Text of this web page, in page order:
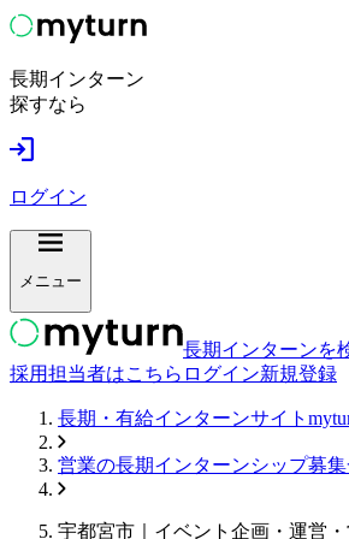
長期インターン
探すなら
ログイン
メニュー
長期インターンを
採用担当者はこちら ログイン新規登録
長期・有給インターンサイト
営業の長期インターンシップ募
宇都宮市｜イベント企画・運営